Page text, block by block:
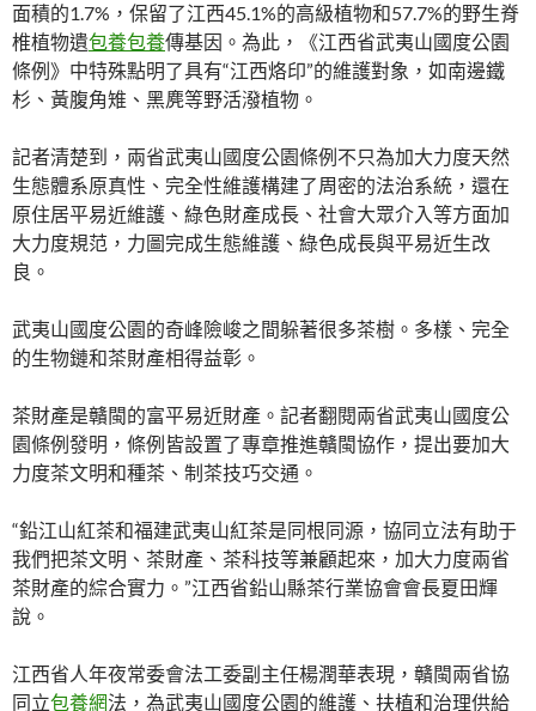
面積的1.7%，保留了江西45.1%的高級植物和57.7%的野生脊
椎植物遺包養包養傳基因。為此，《江西省武夷山國度公園
條例》中特殊點明了具有“江西烙印”的維護對象，如南邊鐵
杉、黃腹角雉、黑麂等野活潑植物。
記者清楚到，兩省武夷山國度公園條例不只為加大力度天然
生態體系原真性、完全性維護構建了周密的法治系統，還在
原住居平易近維護、綠色財產成長、社會大眾介入等方面加
大力度規范，力圖完成生態維護、綠色成長與平易近生改
良。
武夷山國度公園的奇峰險峻之間躲著很多茶樹。多樣、完全
的生物鏈和茶財產相得益彰。
茶財產是贛閩的富平易近財產。記者翻閱兩省武夷山國度公
園條例發明，條例皆設置了專章推進贛閩協作，提出要加大
力度茶文明和種茶、制茶技巧交通。
“鉛江山紅茶和福建武夷山紅茶是同根同源，協同立法有助于
我們把茶文明、茶財產、茶科技等兼顧起來，加大力度兩省
茶財產的綜合實力。”江西省鉛山縣茶行業協會會長夏田輝
說。
江西省人年夜常委會法工委副主任楊潤華表現，贛閩兩省協
同立包養網法，為武夷山國度公園的維護、扶植和治理供給